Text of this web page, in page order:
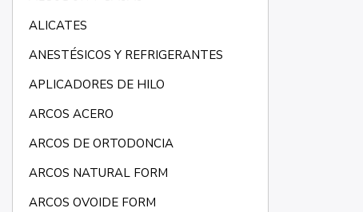
ALICATES
ANESTÉSICOS Y REFRIGERANTES
APLICADORES DE HILO
ARCOS ACERO
ARCOS DE ORTODONCIA
ARCOS NATURAL FORM
ARCOS OVOIDE FORM